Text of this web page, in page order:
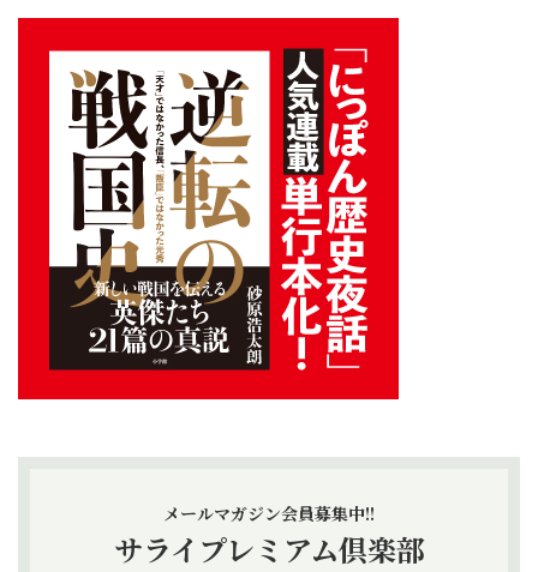
メールマガジン会員募集中!!
サライプレミアム倶楽部